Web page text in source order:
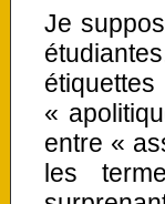
Je
«
entre «
les